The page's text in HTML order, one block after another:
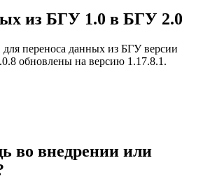
из БГУ 1.0 в БГУ 2.0
переноса данных из БГУ версии
обновлены на версию 1.17.8.1.
во внедрении или